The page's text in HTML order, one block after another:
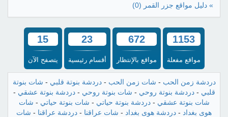
» دليل مواقع جزر القمر (0)
1153
مواقع مفعلة
672
مواقع بالإنتظار
23
أقسام رئيسية
15
يتصفح الآن
دردشة زمن الحب - شات زمن الحب -دردشة بنوتة قلبي - شات بنوتة
قلبي -دردشة بنوتة روحي - شات بنوتة روحي -دردشة بنوتة عشقي -
شات بنوتة عشقي -دردشة بنوتة حياتي - شات بنوتة حياتي - شات
هوى بغداد - دردشة هوى بغداد - شات عراقنا - دردشة عراقنا - شات